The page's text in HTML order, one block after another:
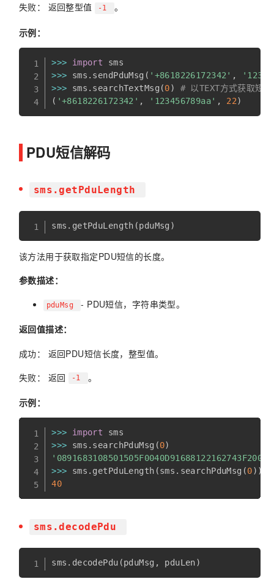
失败： 返回整型值 -1 。
示例：
>>> import
>>> sms . sendPduMsg ( '+8618226172342' ,
>>> sms . searchTextMsg (0)
# 以TEXT方式获取短
( '+8618226172342' , '123456789aa' , 22)
PDU短信解码
sms.getPduLength
sms . getPduLength (pduMsg )
该方法用于获取指定PDU短信的长度。
参数描述：
pduMsg - PDU短信，字符串类型。
返回值描述：
成功： 返回PDU短信长度，整型值。
失败： 返回
-1 。
示例：
>>> import
>>> sms . searchPduMsg (0)
>>> sms . getPduLength (sms . searchPduMsg (0) )
40
sms.decodePdu
sms . decodePdu (pduMsg , pduLen)